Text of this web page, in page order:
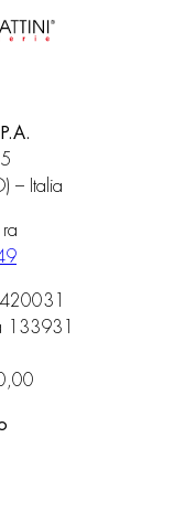
– Italia
133931